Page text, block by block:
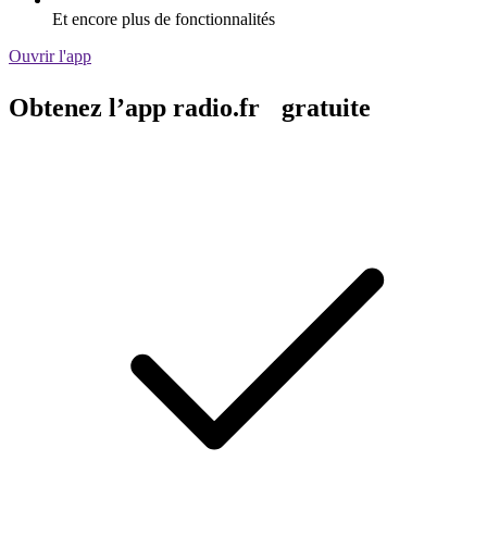
Et encore plus de fonctionnalités
Ouvrir l'app
Obtenez l’app radio.fr gratuite